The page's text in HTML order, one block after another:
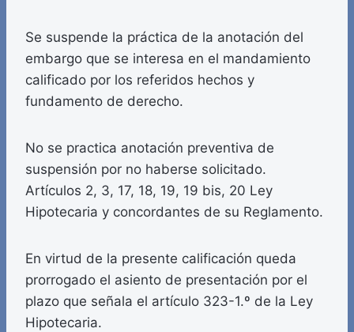
Se suspende la práctica de la anotación del
embargo que se interesa en el mandamiento
calificado por los referidos hechos y
fundamento de derecho.
No se practica anotación preventiva de
suspensión por no haberse solicitado.
Artículos 2, 3, 17, 18, 19, 19 bis, 20 Ley
Hipotecaria y concordantes de su Reglamento.
En virtud de la presente calificación queda
prorrogado el asiento de presentación por el
plazo que señala el artículo 323-1.º de la Ley
Hipotecaria.